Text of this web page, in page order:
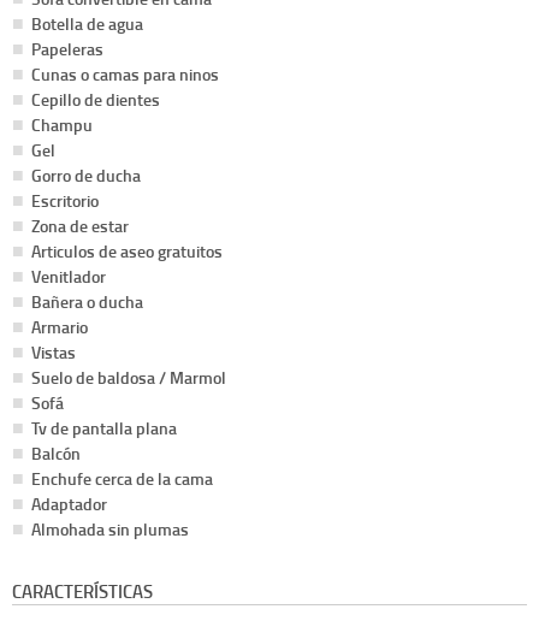
Botella de agua
Papeleras
Cunas o camas para ninos
Cepillo de dientes
Champu
Gel
Gorro de ducha
Escritorio
Zona de estar
Articulos de aseo gratuitos
Venitlador
Bañera o ducha
Armario
Vistas
Suelo de baldosa / Marmol
Sofá
Tv de pantalla plana
Balcón
Enchufe cerca de la cama
Adaptador
Almohada sin plumas
CARACTERÍSTICAS